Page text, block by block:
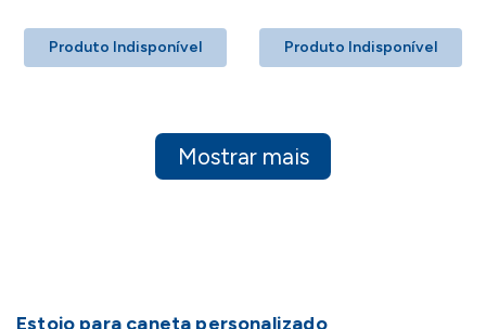
Produto Indisponível Produto Indisponível
Mostrar mais
Estojo para caneta personalizado